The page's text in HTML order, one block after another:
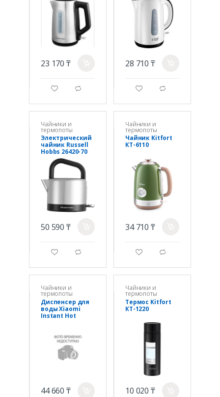
23 170 ₸
g d
28 710 ₸
g d
Чайники и
термопоты
Электрический
чайник Russell
Hobbs 26420-70
50 590 ₸
g d
Чайники и
термопоты
Чайник Kitfort
КТ-6110
34 710 ₸
g d
Чайники и
термопоты
Диспенсер для
воды Xiaomi
Instant Hot
44 660 ₸
Чайники и
термопоты
Термос Kitfort
КТ-1220
10 020 ₸